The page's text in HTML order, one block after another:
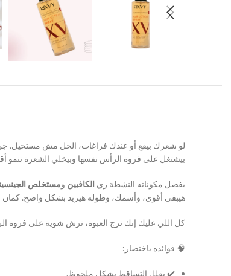
بيشتغل على فروة الرأس نفسها وبيخلي الشعرة تنمو
بفضل مكوناته النشطة زي الكافيين ومستخلص
هيبقى أقوى، وأسمك، وطوله هيزيد بشكل واضح. كمان
كل اللي عليك إنك ترج العبوة، ترش شوية على فروة
🧠 فوائده باختصار:
✔️ يقلل التساقط بشكل ملحوظ.